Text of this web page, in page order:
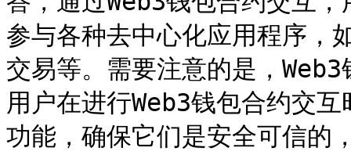
参与各种去中心化应用程序，
交易等。需要注意的是，
用户在进行Web3钱包合约交
功能，确保它们是安全可信的